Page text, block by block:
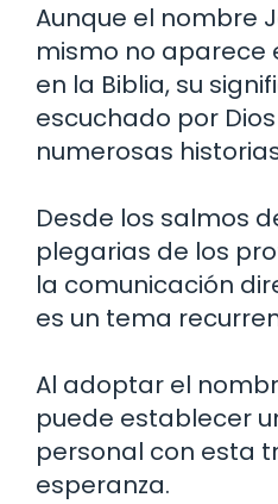
Aunque el nombre
mismo no
en la Biblia, su
escuchado por
numerosas
Desde los salmos
plegarias de los
la comunicación
es un tema
Al adoptar el
puede establecer
personal con esta
esperanza.